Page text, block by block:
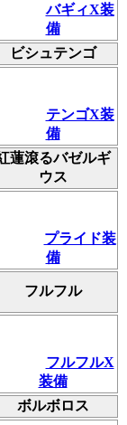
バギィX装
備
ビシュテンゴ
テンゴX装
備
蓮滾るバゼルギ
ウス
プライド装
備
フルフル
フルフルX
装備
ボルボロス